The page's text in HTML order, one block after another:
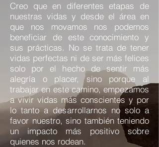
Creo que en diferentes etapas de
nuestras vidas y desde el área en
que nos movamos nos podemos
beneficiar de este conocimiento y
sus prácticas. No se trata de tener
vidas perfectas ni de ser más felices
solo por el hecho de sentir más
alegría o placer, sino porque al
trabajar en este camino, empezamos
a vivir vidas más conscientes y por
lo tanto a desarrollarnos no solo a
favor nuestro, sino también teniendo
un impacto más positivo sobre
quienes nos rodean.